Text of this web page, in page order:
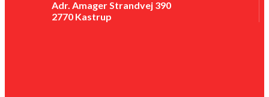
Adr. Amager Strandvej 390
2770 Kastrup